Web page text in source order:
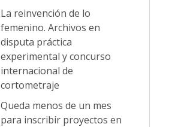
La reinvención de lo
femenino. Archivos en
disputa práctica
experimental y concurso
internacional de
cortometraje
Queda menos de un mes
para inscribir proyectos en